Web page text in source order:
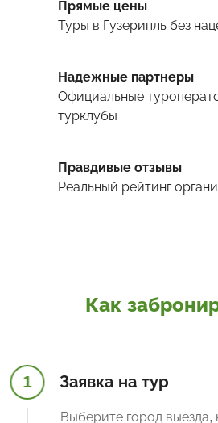
Прямые цены
Туры в Гузерипль без
Надежные партнеры
Официальные
турклубы
Правдивые отзывы
Реальный рейтинг
Как
1 Заявка на тур
Выберите город выезда,